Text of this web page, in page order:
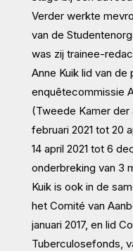
Verder werkte
van de
was zij trainee-
Anne Kuik lid van de
enquêtecommissie
(Tweede Kamer der
februari 2021 tot 20
14 april 2021 tot 6
onderbreking van 3
Kuik is ook in de
het Comité van
januari 2017, en lid
Tuberculosefonds,